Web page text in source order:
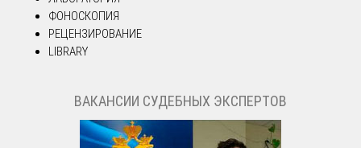
ФОНОСКОПИЯ
РЕЦЕНЗИРОВАНИЕ
LIBRARY
ВАКАНСИИ СУДЕБНЫХ ЭКСПЕРТОВ